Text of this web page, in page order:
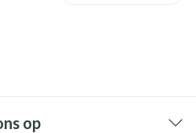
op